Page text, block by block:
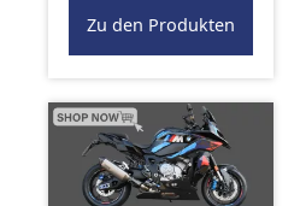
Zu den Produkten